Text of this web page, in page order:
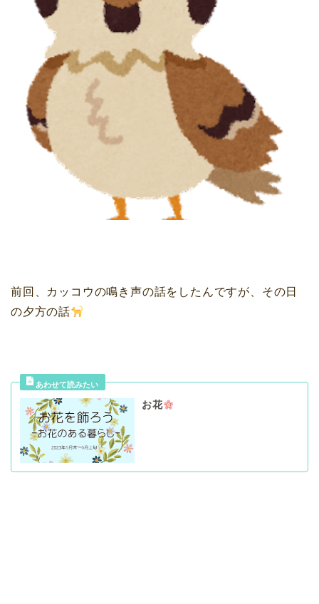
前回、カッコウの鳴き声の話をしたんですが、その日
の夕方の話
お花